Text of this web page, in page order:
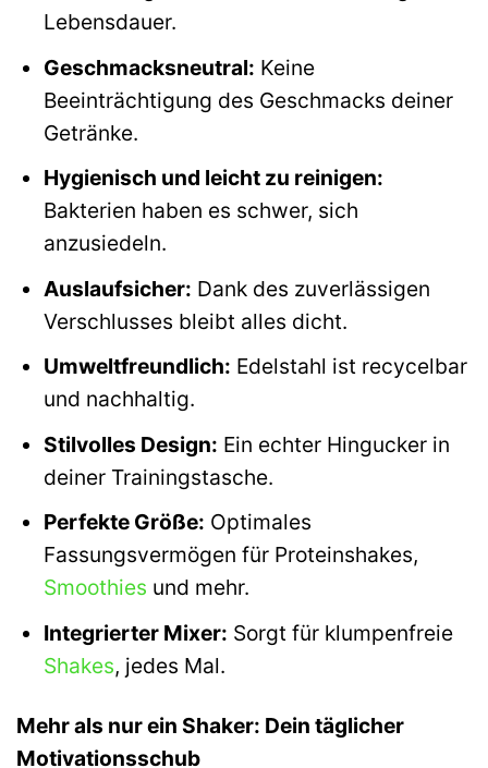
Lebensdauer.
Geschmacksneutral: Keine
Beeinträchtigung des Geschmacks deiner
Getränke.
Hygienisch und leicht zu reinigen:
Bakterien haben es schwer, sich
anzusiedeln.
Auslaufsicher: Dank des zuverlässigen
Verschlusses bleibt alles dicht.
Umweltfreundlich: Edelstahl ist recycelbar
und nachhaltig.
Stilvolles Design: Ein echter Hingucker in
deiner Trainingstasche.
Perfekte Größe: Optimales
Fassungsvermögen für Proteinshakes,
Smoothies und mehr.
Integrierter Mixer: Sorgt für klumpenfreie
Shakes, jedes Mal.
Mehr als nur ein Shaker: Dein täglicher
Motivationsschub